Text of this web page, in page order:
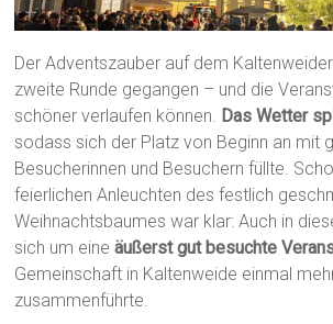
Der Adventszauber auf dem
zweite Runde gegangen – und die
schöner verlaufen können. Das Wetter
sodass sich der Platz von Beginn an mit
Besucherinnen und Besuchern füllte.
feierlichen Anleuchten des festlich
Weihnachtsbaumes war klar: Auch in
sich um eineäußerst gut besuchte
Gemeinschaft in Kaltenweide einmal
zusammenführte.